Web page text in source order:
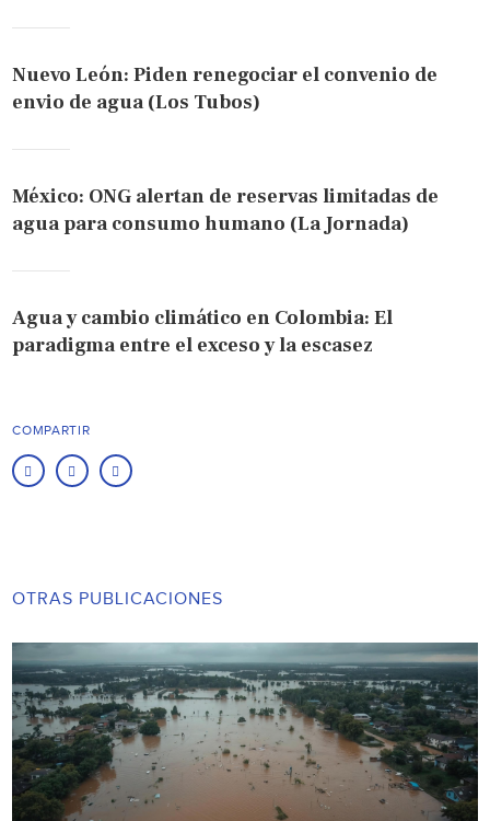
Nuevo León: Piden renegociar el convenio de
envio de agua (Los Tubos)
México: ONG alertan de reservas limitadas de
agua para consumo humano (La Jornada)
Agua y cambio climático en Colombia: El
paradigma entre el exceso y la escasez
COMPARTIR
OTRAS PUBLICACIONES